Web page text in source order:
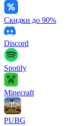
Скидки до 90%
Discord
Spotify
Minecraft
PUBG